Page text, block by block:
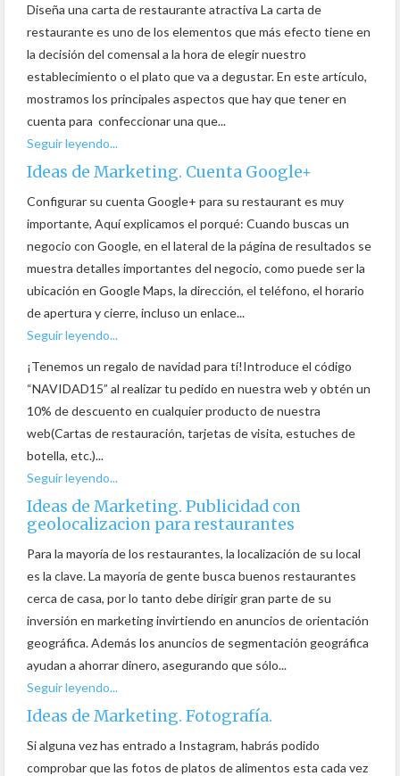
Diseña una carta de restaurante atractiva La carta de
restaurante es uno de los elementos que más efecto tiene en
la decisión del comensal a la hora de elegir nuestro
establecimiento o el plato que va a degustar. En este artículo,
mostramos los principales aspectos que hay que tener en
cuenta para confeccionar una que...
Seguir leyendo...
Ideas de Marketing. Cuenta Google+
Configurar su cuenta Google+ para su restaurant es muy
importante, Aquí explicamos el porqué: Cuando buscas un
negocio con Google, en el lateral de la página de resultados se
muestra detalles importantes del negocio, como puede ser la
ubicación en Google Maps, la dirección, el teléfono, el horario
de apertura y cierre, incluso un enlace...
Seguir leyendo...
¡Tenemos un regalo de navidad para tí!Introduce el código
“NAVIDAD15” al realizar tu pedido en nuestra web y obtén un
10% de descuento en cualquier producto de nuestra
web(Cartas de restauración, tarjetas de visita, estuches de
botella, etc.)...
Seguir leyendo...
Ideas de Marketing. Publicidad con
geolocalizacion para restaurantes
Para la mayoría de los restaurantes, la localización de su local
es la clave. La mayoría de gente busca buenos restaurantes
cerca de casa, por lo tanto debe dirigir gran parte de su
inversión en marketing invirtiendo en anuncios de orientación
geográfica. Además los anuncios de segmentación geográfica
ayudan a ahorrar dinero, asegurando que sólo...
Seguir leyendo...
Ideas de Marketing. Fotografía.
Si alguna vez has entrado a Instagram, habrás podido
comprobar que las fotos de platos de alimentos esta cada vez